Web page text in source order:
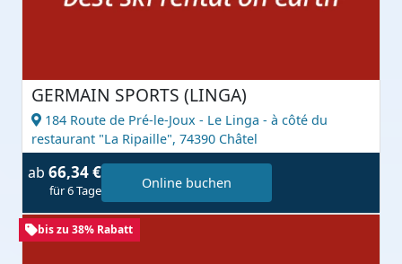
GERMAIN SPORTS (LINGA)
184 Route de Pré-le-Joux - Le Linga - à côté du
restaurant "La Ripaille", 74390 Châtel
ab 66,34 €
für 6 Tage Online buchen
bis zu 38% Rabatt